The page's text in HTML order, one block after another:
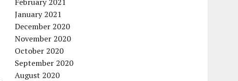
January 2021
December 2020
November 2020
October 2020
September 2020
August 2020